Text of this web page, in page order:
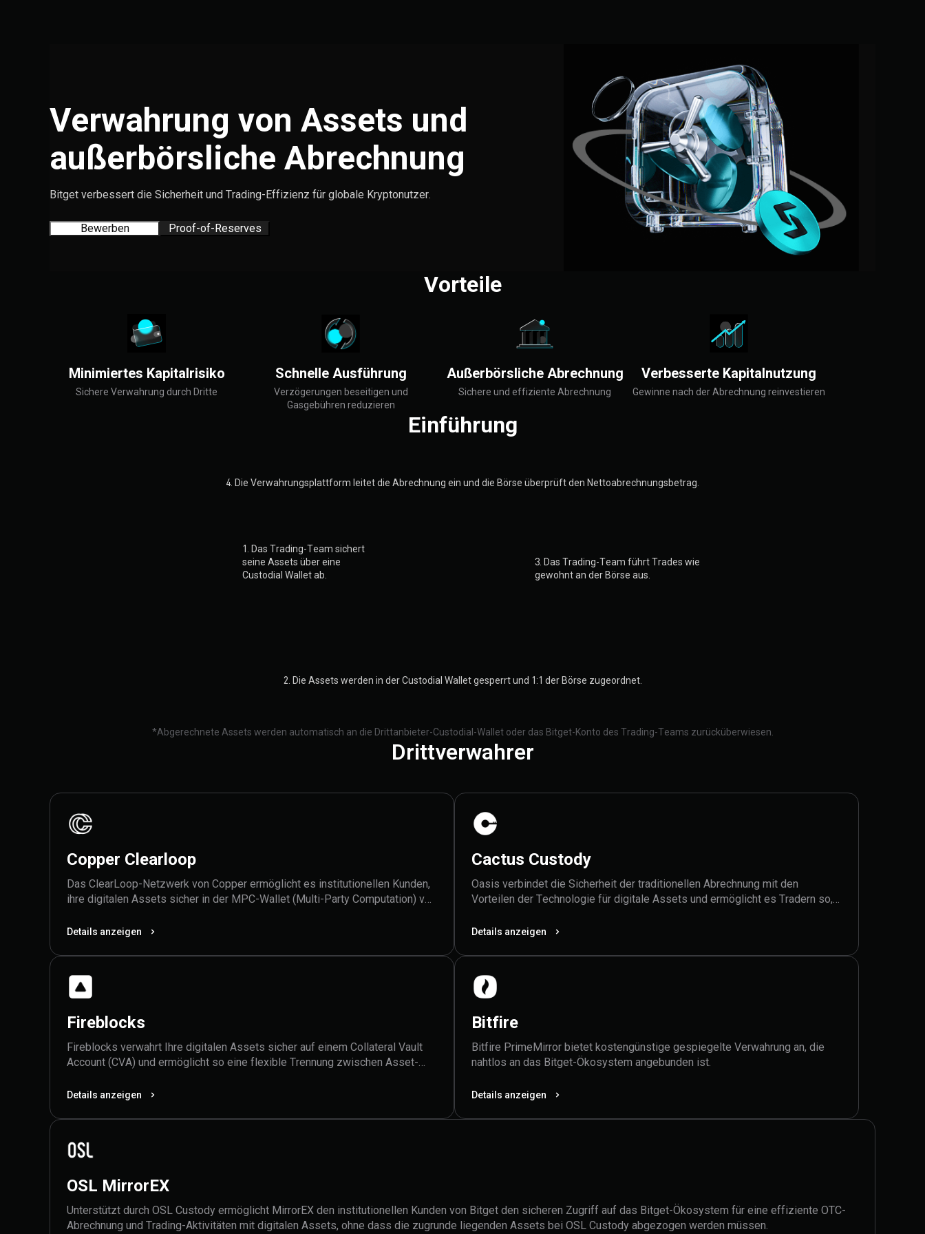
Verwahrung von Assets und
außerbörsliche Abrechnung
Bitget verbessert die Sicherheit und Trading-Effizienz für globale Kryptonutzer.
Bewerben Proof-of-Reserves
Vorteile
Minimiertes Kapitalrisiko
Sichere Verwahrung durch Dritte
Schnelle Ausführung
Verzögerungen beseitigen und
Gasgebühren reduzieren
Außerbörsliche Abrechnung
Sichere und effiziente Abrechnung
Verbesserte Kapitalnutzung
Gewinne nach der Abrechnung reinvestieren
Einführung
1. Das Trading-Team sichert
seine Assets über eine
Custodial Wallet ab.
2. Die Assets werden in der Custodial Wallet gesperrt und 1:1 der Börse zugeordnet.
3. Das Trading-Team führt Trades wie
gewohnt an der Börse aus.
4. Die Verwahrungsplattform leitet die Abrechnung ein und die Börse überprüft den Nettoabrechnungsbetrag.
*Abgerechnete Assets werden automatisch an die Drittanbieter-Custodial-Wallet oder das Bitget-Konto des Trading-Teams zurücküberwiesen.
Drittverwahrer
Copper Clearloop
Das ClearLoop-Netzwerk von Copper ermöglicht es institutionellen Kunden,
ihre digitalen Assets sicher in der MPC-Wallet (Multi-Party Computation) von
Trading auf Bitget zu profitieren.
Details anzeigen
Cactus Custody
Oasis verbindet die Sicherheit der traditionellen Abrechnung mit den
Vorteilen der Technologie für digitale Assets und ermöglicht es Tradern so,
trennen.
Details anzeigen
Fireblocks
Fireblocks verwahrt Ihre digitalen Assets sicher auf einem Collateral Vault
Account (CVA) und ermöglicht so eine flexible Trennung zwischen Asset-
Liquidität von Bitget.
Details anzeigen
Bitfire
Bitfire PrimeMirror bietet kostengünstige gespiegelte Verwahrung an, die
nahtlos an das Bitget-Ökosystem angebunden ist.
Details anzeigen
OSL MirrorEX
Unterstützt durch OSL Custody ermöglicht MirrorEX den institutionellen Kunden von Bitget den sicheren Zugriff auf das Bitget-Ökosystem für eine effiziente OTC-
Abrechnung und Trading-Aktivitäten mit digitalen Assets, ohne dass die zugrunde liegenden Assets bei OSL Custody abgezogen werden müssen.